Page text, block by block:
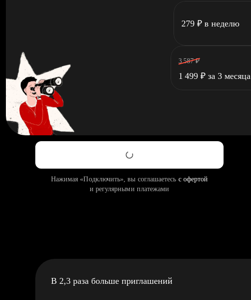
279 ₽ в неделю
3 587 ₽
1 499 ₽ за 3 месяца
Нажимая «Подключить», вы соглашаетесь с офертой
и регулярными платежами
В 2,3 раза больше приглашений